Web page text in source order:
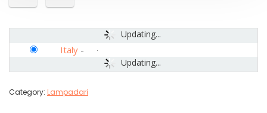
Updating...
Updating...
Italy -
Category: Lampadari